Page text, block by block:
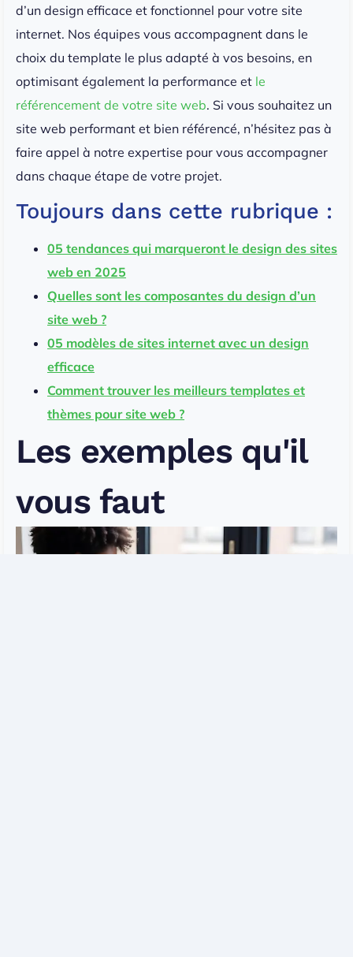
d’un design efficace et fonctionnel pour votre site
internet. Nos équipes vous accompagnent dans le
choix du template le plus adapté à vos besoins, en
optimisant également la performance et le
référencement de votre site web. Si vous souhaitez un
site web performant et bien référencé, n’hésitez pas à
faire appel à notre expertise pour vous accompagner
dans chaque étape de votre projet.
Toujours dans cette rubrique :
05 tendances qui marqueront le design des sites
web en 2025
Quelles sont les composantes du design d’un
site web ?
05 modèles de sites internet avec un design
efficace
Comment trouver les meilleurs templates et
thèmes pour site web ?
Les exemples qu'il
vous faut